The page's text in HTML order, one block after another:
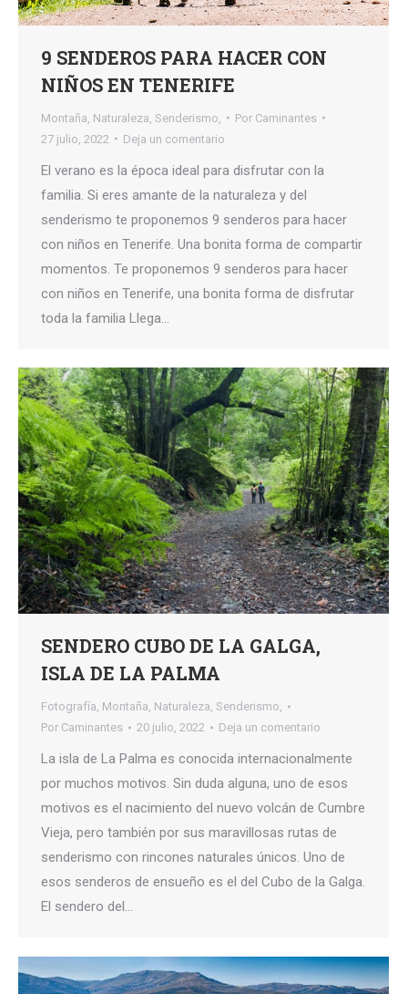
9 SENDEROS PARA HACER CON
NIÑOS EN TENERIFE
Montaña Naturaleza Senderismo, Por Caminantes
27 julio, 2022
Deja un comentario
El verano es la época ideal para disfrutar con la
familia. Si eres amante de la naturaleza y del
senderismo te proponemos 9 senderos para hacer
con niños en Tenerife. Una bonita forma de compartir
momentos. Te proponemos 9 senderos para hacer
con niños en Tenerife, una bonita forma de disfrutar
toda la familia Llega…
SENDERO CUBO DE LA GALGA,
ISLA DE LA PALMA
Fotografía, Montaña, Naturaleza, Senderismo,
Por Caminantes 20 julio, 2022 Deja un comentario
La isla de La Palma es conocida internacionalmente
por muchos motivos. Sin duda alguna, uno de esos
motivos es el nacimiento del nuevo volcán de Cumbre
Vieja, pero también por sus maravillosas rutas de
senderismo con rincones naturales únicos. Uno de
esos senderos de ensueño es el del Cubo de la Galga.
El sendero del…